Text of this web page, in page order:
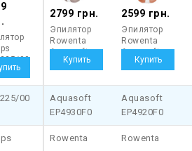
00
2799 грн.
Эпилятор
Rowenta
Aquasoft
EP4930F0
2599 грн.
Эпилятор
Rowenta
Aquasoft
EP4920F0
00
Aquasoft
EP4930F0
Aquasoft
EP4920F0
Rowenta Rowenta